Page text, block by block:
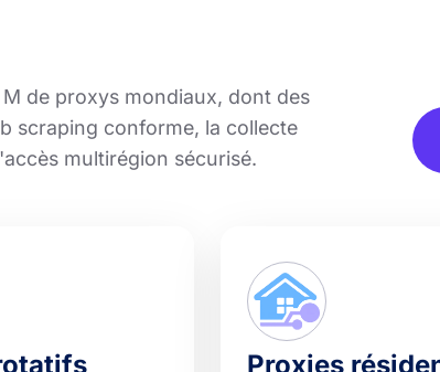
de proxys mondiaux, dont des
scraping conforme, la collecte
multirégion sécurisé.
Proxies